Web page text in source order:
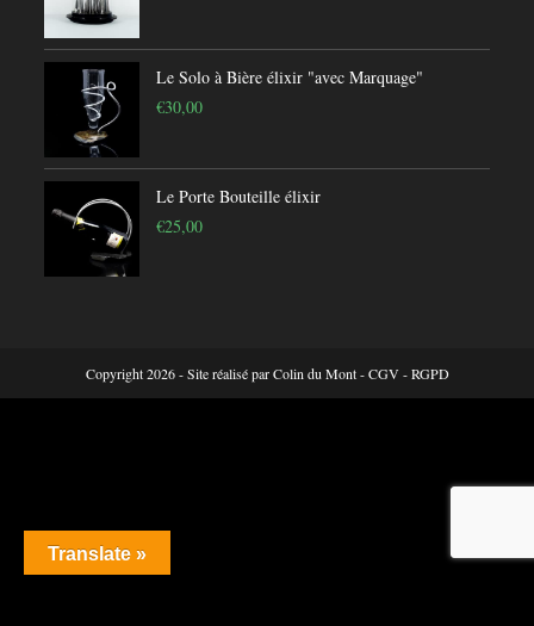
Le Solo à Bière élixir "avec Marquage"
€30,00
Le Porte Bouteille élixir
€25,00
Copyright 2026 - Site réalisé parColin du Mont-CGV-RGPD
Translate »